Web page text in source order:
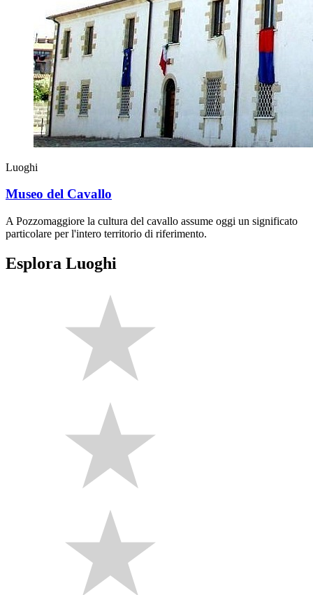
Luoghi
Museo del Cavallo
A Pozzomaggiore la cultura del cavallo assume oggi un significato
particolare per l'intero territorio di riferimento.
Esplora Luoghi